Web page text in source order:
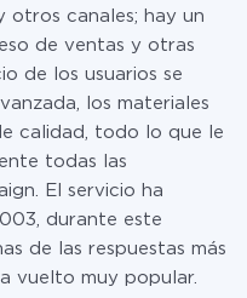
canales; hay un
de ventas y otras
de los usuarios se
los materiales
calidad, todo lo que le
todas las
El servicio ha
durante este
de las respuestas más
vuelto muy popular.